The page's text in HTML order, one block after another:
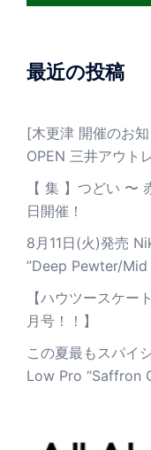
最近の投稿
[木更津 開催のお
OPEN 三井アウト
【 集 】つどい 〜
日開催！
8月11日(火)発売
”Deep Pewter/Mid
【ハウツースケ
月号！！】
この夏最もスパイ
Low Pro “Saffron